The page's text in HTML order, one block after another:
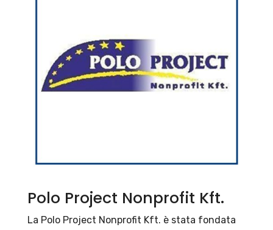
Polo Project Nonprofit Kft.
La Polo Project Nonprofit Kft. è stata fondata